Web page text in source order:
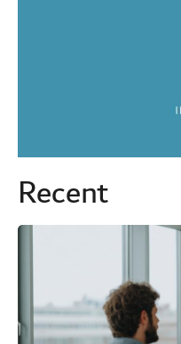
Recent